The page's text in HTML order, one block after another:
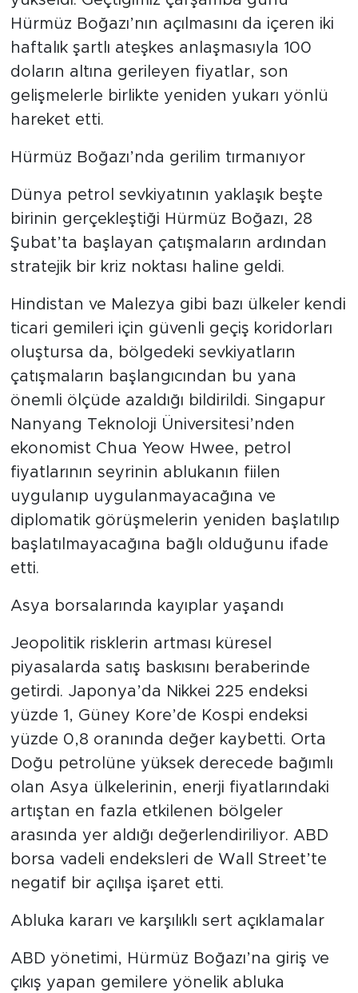
Hürmüz Boğazı’nın açılmasını da içeren iki
haftalık şartlı ateşkes anlaşmasıyla 100
doların altına gerileyen fiyatlar, son
gelişmelerle birlikte yeniden yukarı yönlü
hareket etti.
Hürmüz Boğazı’nda gerilim tırmanıyor
Dünya petrol sevkiyatının yaklaşık beşte
birinin gerçekleştiği Hürmüz Boğazı, 28
Şubat’ta başlayan çatışmaların ardından
stratejik bir kriz noktası haline geldi.
Hindistan ve Malezya gibi bazı ülkeler kendi
ticari gemileri için güvenli geçiş koridorları
oluştursa da, bölgedeki sevkiyatların
çatışmaların başlangıcından bu yana
önemli ölçüde azaldığı bildirildi. Singapur
Nanyang Teknoloji Üniversitesi’nden
ekonomist Chua Yeow Hwee, petrol
fiyatlarının seyrinin ablukanın fiilen
uygulanıp uygulanmayacağına ve
diplomatik görüşmelerin yeniden başlatılıp
başlatılmayacağına bağlı olduğunu ifade
etti.
Asya borsalarında kayıplar yaşandı
Jeopolitik risklerin artması küresel
piyasalarda satış baskısını beraberinde
getirdi. Japonya’da Nikkei 225 endeksi
yüzde 1, Güney Kore’de Kospi endeksi
yüzde 0,8 oranında değer kaybetti. Orta
Doğu petrolüne yüksek derecede bağımlı
olan Asya ülkelerinin, enerji fiyatlarındaki
artıştan en fazla etkilenen bölgeler
arasında yer aldığı değerlendiriliyor. ABD
borsa vadeli endeksleri de Wall Street’te
negatif bir açılışa işaret etti.
Abluka kararı ve karşılıklı sert açıklamalar
ABD yönetimi, Hürmüz Boğazı’na giriş ve
çıkış yapan gemilere yönelik abluka